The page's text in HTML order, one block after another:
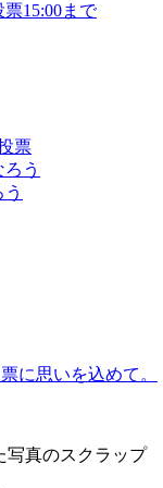
15:00まで
票
に思いを込めて。
写真のスクラップ